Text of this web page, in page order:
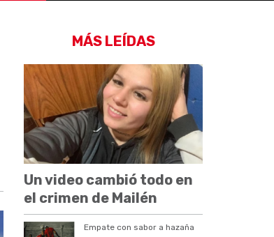
MÁS LEÍDAS
Un video cambió todo en
el crimen de Mailén
Empate con sabor a hazaña